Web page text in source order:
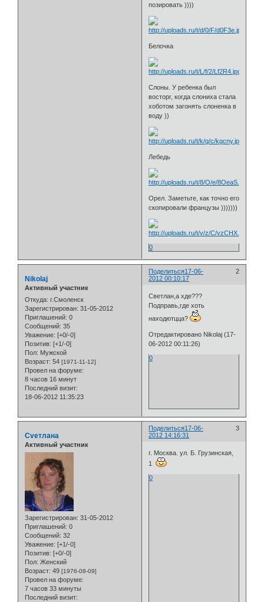
позировать ))))
Белочка
Слоны. У ребенка был
восторг, когда слониха стала
хоботом загонять слоненка в
воду ))
Лебедь
Орел. Заметьте, как точно его
скопировали французы )))))))
0
Поделиться 2
17-06-
2012 00:10:17
Nikolaj
Активный участник
Откуда: г.Смоленск
Зарегистрирован: 31-05-2012
Приглашений: 0
Сообщений: 35
Уважение: [+0/-0]
Позитив: [+1/-0]
Пол: Мужской
Возраст: 54 [1971-11-12]
Провел на форуме:
8 часов 16 минут
Последний визит:
18-06-2012 11:35:23
Светлан,а хде???
Подправь,где хоть
находютцца?
Отредактировано Nikolaj (17-
06-2012 00:11:26)
0
Поделиться 3
17-06-
2012 14:16:31
Cveтлана
Активный участник
Зарегистрирован: 31-05-2012
Приглашений: 0
Сообщений: 32
Уважение: [+1/-0]
Позитив: [+0/-0]
Пол: Женский
Возраст: 49 [1976-08-09]
Провел на форуме:
7 часов 33 минуты
Последний визит:
г. Москва. ул. Б. Грузинская,
1
0